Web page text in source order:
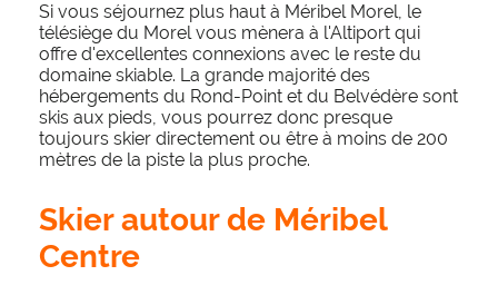
Si vous séjournez plus haut à Méribel Morel, le
télésiège du Morel vous mènera à l'Altiport qui
offre d'excellentes connexions avec le reste du
domaine skiable. La grande majorité des
hébergements du Rond-Point et du Belvédère sont
skis aux pieds, vous pourrez donc presque
toujours skier directement ou être à moins de 200
mètres de la piste la plus proche.
Skier autour de Méribel
Centre